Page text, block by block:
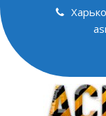
Skip
to
content